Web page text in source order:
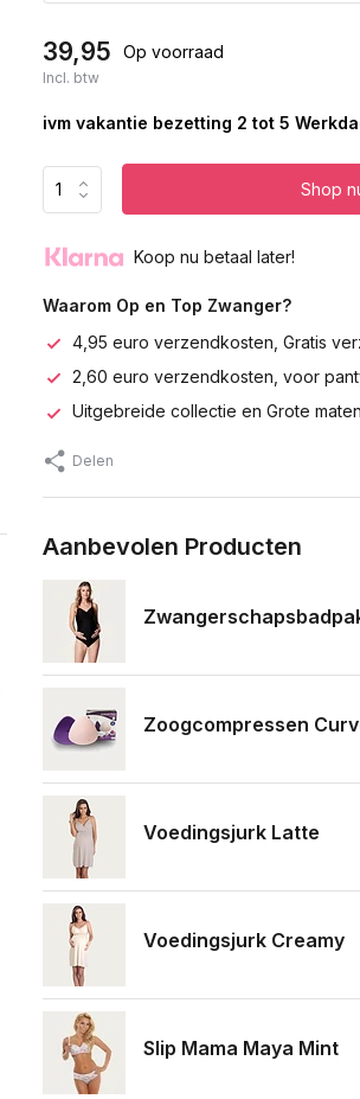
39,95 Op voorraad
Incl. btw
ivm vakantie bezetting 2 tot 5
Shop
Koop nu betaal later!
Waarom Op en Top Zwanger?
4,95 euro verzendkosten, Gratis
2,60 euro verzendkosten, voor
Uitgebreide collectie en Grote
Delen
Aanbevolen Producten
Zoogcompressen
Voedingsjurk Latte
Voedingsjurk Creamy
Slip Mama Maya Mint